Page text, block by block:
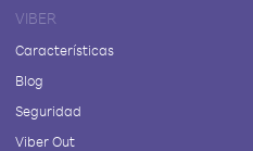
VIBER
Características
Blog
Seguridad
Viber Out